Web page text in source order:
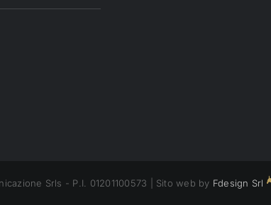
Srls - P.I. 01201100573 | Sito web by Fdesign Srl